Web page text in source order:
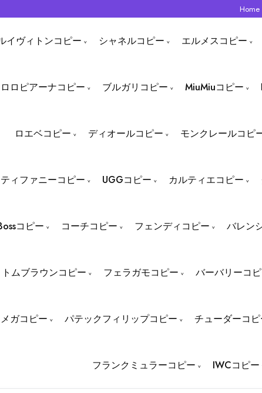
Home
イヴィトンコピー シャネルコピー エルメスコピー
ロロピアーナコピー ブルガリコピー MiuMiuコピー
ロエベコピー ディオールコピー モンクレールコピ
ティファニーコピー UGGコピー カルティエコピー
コピー コーチコピー フェンディコピー バレン
トムブラウンコピー フェラガモコピー バーバリーコ
ガコピー パテックフィリップコピー チューダーコ
フランクミュラーコピー IWCコピー